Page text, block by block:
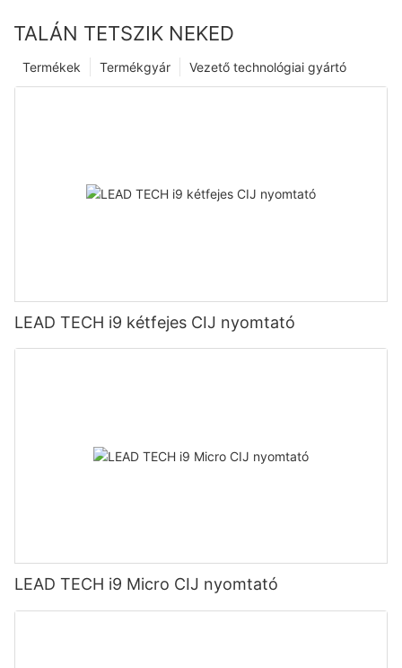
TALÁN TETSZIK NEKED
Vezető technológiai gyártó
Termékgyár
Termékek
LEAD TECH i9 kétfejes CIJ nyomtató
LEAD TECH i9 Micro CIJ nyomtató